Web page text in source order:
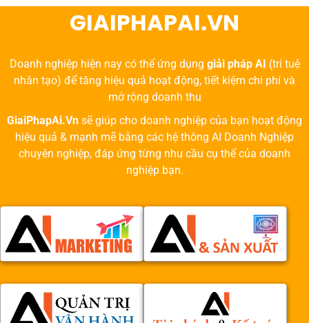
GIAIPHAPAI.VN
Doanh nghiệp hiện nay có thể ứng dụng giải pháp AI (trí tuệ
nhân tạo) để tăng hiệu quả hoạt động, tiết kiệm chi phí và
mở rộng doanh thu
GiaiPhapAi.Vn sẽ giúp cho doanh nghiệp của bạn hoạt động
hiệu quả & mạnh mẽ bằng các hệ thông AI Doanh Nghiệp
chuyên nghiệp, đáp ứng từng nhu cầu cụ thể của doanh
nghiệp bạn.